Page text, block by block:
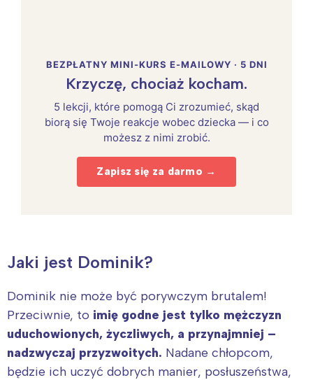
BEZPŁATNY MINI-KURS E-MAILOWY · 5 DNI
Krzyczę, chociaż kocham.
5 lekcji, które pomogą Ci zrozumieć, skąd
biorą się Twoje reakcje wobec dziecka — i co
możesz z nimi zrobić.
Zapisz się za darmo →
Jaki jest Dominik?
Dominik nie może być porywczym brutalem!
Przeciwnie, to imię godne jest tylko mężczyzn
uduchowionych, życzliwych, a przynajmniej –
nadzwyczaj przyzwoitych. Nadane chłopcom,
będzie ich uczyć dobrych manier, posłuszeństwa,